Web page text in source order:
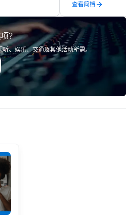
“cowboy mythology,”
inspiration from the
landscape.
查看简档
？
、娱乐、交通及其他活动所需。